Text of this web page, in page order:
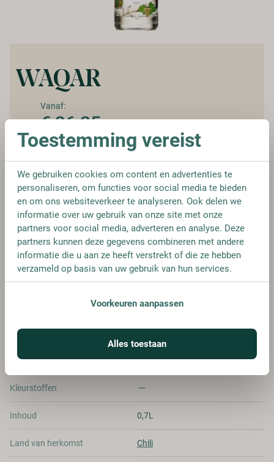
SPECIFICATIES
40.00%
Allergenen
Merk Waqar
Kleurstoffen
Inhoud 0,7L
Land van herkomst Chili
WAQAR
Vanaf:
€ 36,25
FLES
€ 36,25
Toestemming vereist
We gebruiken cookies om content en advertenties te
personaliseren, om functies voor social media te bieden
en om ons websiteverkeer te analyseren. Ook delen we
informatie over uw gebruik van onze site met onze
partners voor social media, adverteren en analyse. Deze
partners kunnen deze gegevens combineren met andere
informatie die u aan ze heeft verstrekt of die ze hebben
verzameld op basis van uw gebruik van hun services.
Voorkeuren aanpassen
Alles toestaan